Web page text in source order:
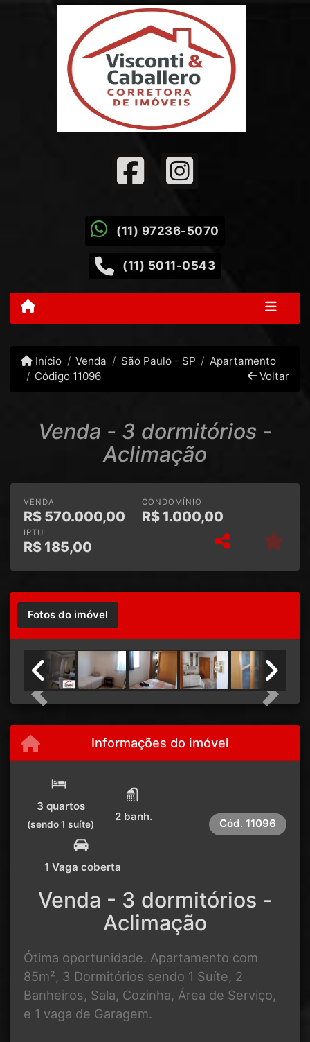
(11) 97236-5070
(11) 5011-0543
Início Venda São Paulo - SP
Apartamento
Código 11096
Voltar
Venda - 3 dormitórios -
Aclimação
VENDA
R$ 570.000,00
CONDOMÍNIO
R$ 1.000,00
IPTU
R$ 185,00
Fotos do imóvel
Previous Next
Informações do imóvel
3 quartos
(sendo 1 suíte)
2 banh.
1 Vaga coberta
Cód. 11096
Venda - 3 dormitórios -
Aclimação
Ótima oportunidade. Apartamento com
85m², 3 Dormitórios sendo 1 Suíte, 2
Banheiros, Sala, Cozinha, Área de Serviço,
e 1 vaga de Garagem.